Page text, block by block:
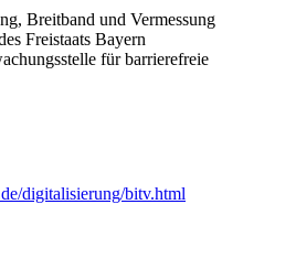
Breitband und Vermessung
Freistaats Bayern
für barrierefreie
digitalisierung/bitv.html